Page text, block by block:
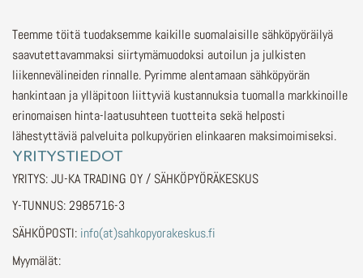
Teemme töitä tuodaksemme kaikille suomalaisille sähköpyöräilyä
saavutettavammaksi siirtymämuodoksi autoilun ja julkisten
liikennevälineiden rinnalle. Pyrimme alentamaan sähköpyörän
hankintaan ja ylläpitoon liittyviä kustannuksia tuomalla markkinoille
erinomaisen hinta-laatusuhteen tuotteita sekä helposti
lähestyttäviä palveluita polkupyörien elinkaaren maksimoimiseksi.
YRITYSTIEDOT
YRITYS: JU-KA TRADING OY / SÄHKÖPYÖRÄKESKUS
Y-TUNNUS: 2985716-3
SÄHKÖPOSTI: info(at)sahkopyorakeskus.fi
Myymälät: